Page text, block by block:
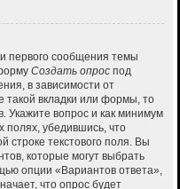
первого сообщения темы
Создать опрос под
в зависимости от
такой вкладки или формы, то
Укажите вопрос и как минимум
полях, убедившись, что
строке текстового поля. Вы
которые могут выбрать
опции «Вариантов ответа»,
что опрос будет